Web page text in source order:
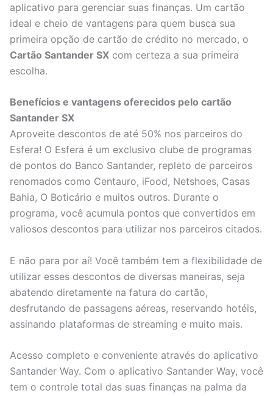
aplicativo para gerenciar suas finanças. Um cartão
ideal e cheio de vantagens para quem busca sua
primeira opção de cartão de crédito no mercado, o
Cartão Santander SX com certeza a sua primeira
escolha.
Benefícios e vantagens oferecidos pelo cartão
Santander SX
Aproveite descontos de até 50% nos parceiros do
Esfera! O Esfera é um exclusivo clube de programas
de pontos do Banco Santander, repleto de parceiros
renomados como Centauro, iFood, Netshoes, Casas
Bahia, O Boticário e muitos outros. Durante o
programa, você acumula pontos que convertidos em
valiosos descontos para utilizar nos parceiros citados.
E não para por aí! Você também tem a flexibilidade de
utilizar esses descontos de diversas maneiras, seja
abatendo diretamente na fatura do cartão,
desfrutando de passagens aéreas, reservando hotéis,
assinando plataformas de streaming e muito mais.
Acesso completo e conveniente através do aplicativo
Santander Way. Com o aplicativo Santander Way, você
tem o controle total das suas finanças na palma da